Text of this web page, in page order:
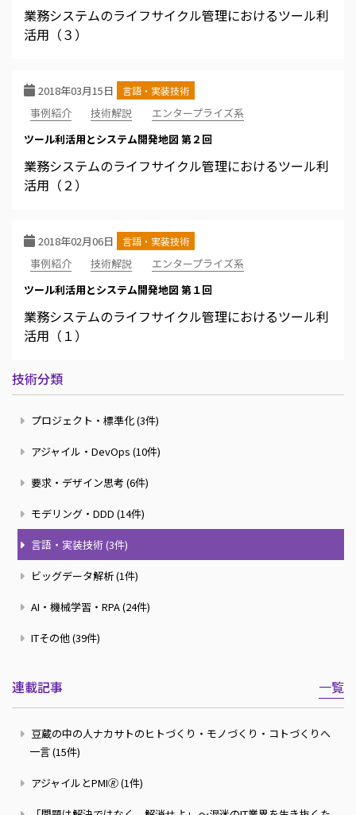
業務システムのライフサイクル管理におけるツール利
活用（３）
2018年03月15日 言語・実装技術
事例紹介 技術解説
エンタープライズ系
ツール利活用とシステム開発地図 第２回
業務システムのライフサイクル管理におけるツール利
活用（２）
2018年02月06日 言語・実装技術
事例紹介 技術解説
エンタープライズ系
ツール利活用とシステム開発地図 第１回
業務システムのライフサイクル管理におけるツール利
活用（１）
技術分類
プロジェクト・標準化 (3件)
アジャイル・DevOps (10件)
要求・デザイン思考 (6件)
モデリング・DDD (14件)
言語・実装技術 (3件)
ビッグデータ解析 (1件)
AI・機械学習・RPA (24件)
ITその他 (39件)
連載記事 一覧
豆蔵の中の人ナカサトのヒトづくり・モノづくり・コトづくりへ
一言 (15件)
アジャイルとPMI🄬 (1件)